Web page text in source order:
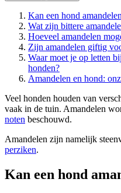
Kan een hond
Wat zijn bittere
Hoeveel amandelen
Zijn amandelen giftig
Waar moet je op letten
honden?
Amandelen en hond:
Veel honden houden van
vaak in de tuin. Amandelen
noten beschouwd.
Amandelen zijn namelijk
perziken.
Kan een hond